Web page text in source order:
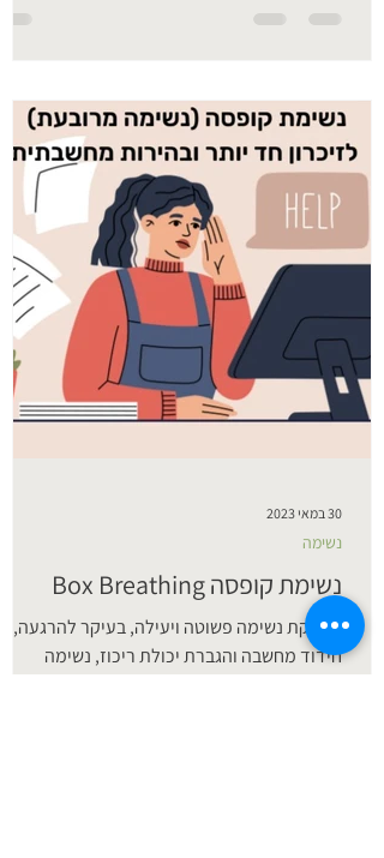
נשימת קופסה Box Breathing
טכניקת נשימה פשוטה ויעילה, בעיקר להרגעה,
חידוד מחשבה והגברת יכולת ריכוז, נשימה
נשימה
30 במאי 2023